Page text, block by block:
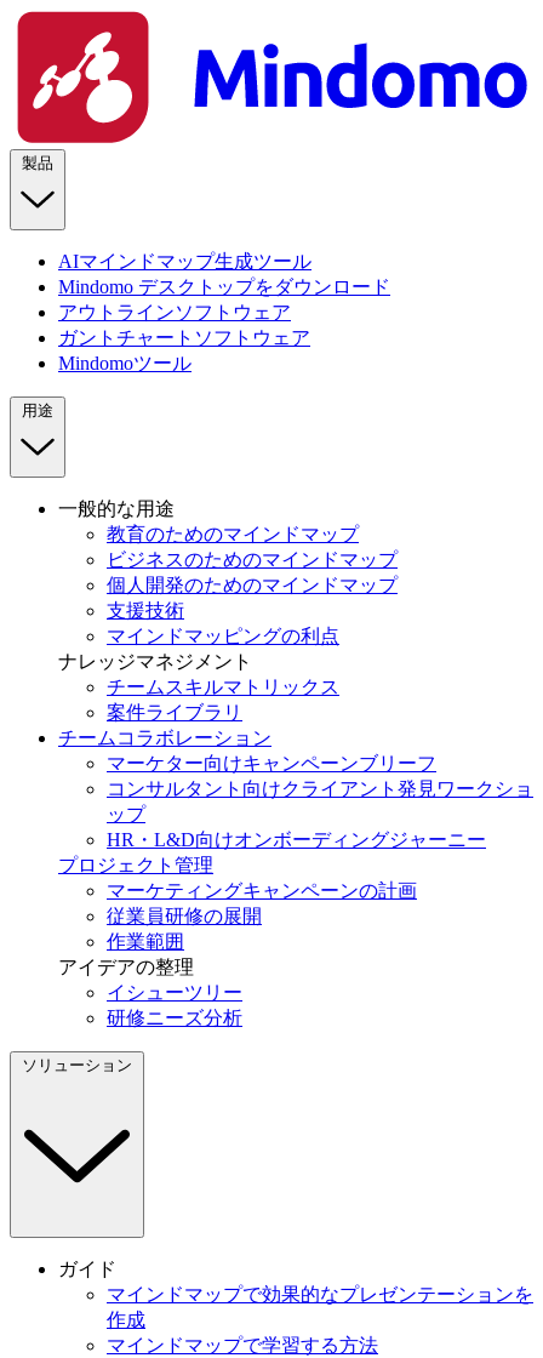
製品
AIマインドマップ生成ツール
Mindomo デスクトップをダウンロード
アウトラインソフトウェア
ガントチャートソフトウェア
Mindomoツール
用途
一般的な用途
教育のためのマインドマップ
ビジネスのためのマインドマップ
個人開発のためのマインドマップ
支援技術
マインドマッピングの利点
ナレッジマネジメント
チームスキルマトリックス
案件ライブラリ
チームコラボレーション
マーケター向けキャンペーンブリーフ
コンサルタント向けクライアント発見ワークショ
ップ
HR・L&D向けオンボーディングジャーニー
プロジェクト管理
マーケティングキャンペーンの計画
従業員研修の展開
作業範囲
アイデアの整理
イシューツリー
研修ニーズ分析
ソリューション
ガイド
マインドマップで効果的なプレゼンテーションを
作成
マインドマップで学習する方法